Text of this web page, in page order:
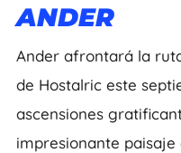
ANDER
Ander afrontará la
de Hostalric este
ascensiones
impresionante